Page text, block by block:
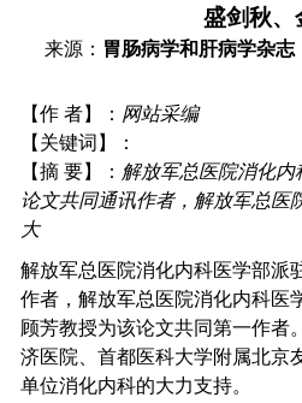
盛剑秋、
来源： 胃肠病学和肝病学杂志
【作 者】： 网站采编
【关键词】：
【摘 要】： 解放军总医院消化
论文共同通讯作者，解放军总医
大
解放军总医院消化内科医学部派
作者，解放军总医院消化内科医
顾芳教授为该论文共同第一作者
济医院、首都医科大学附属北京
单位消化内科的大力支持。